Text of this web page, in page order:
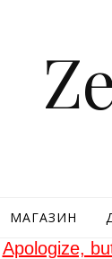
МАГАЗИН
Apologize,